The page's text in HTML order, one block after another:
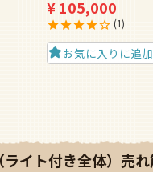
¥105,000
1
お気に入りに追加
ライト付き全体）売